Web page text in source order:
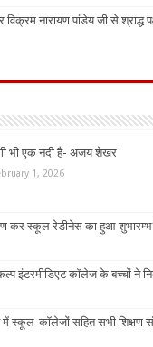
विक्रम नारायण पांडेय जी से श्राद्ध
भी एक नदी है- अजय शेखर
1, 2026
कर स्कूल रेडीनेस का हुआ
इंटरमीडिएट कॉलेज के बच्चों ने
में स्कूल-कॉलेजों सहित सभी शिक्षण